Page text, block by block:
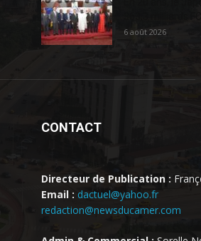
6 août 2026
CONTACT
Directeur de Publication :
Email : dactuel@yahoo.fr
redaction@newsducamer.com